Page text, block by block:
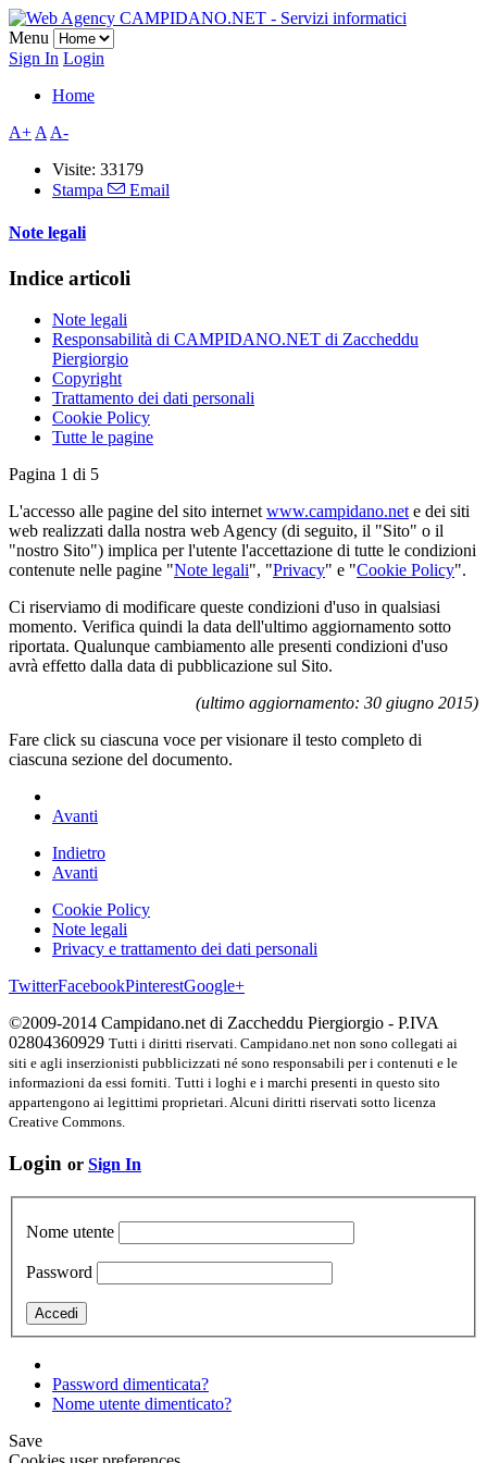
Menu
Sign In Login
Home
A+ A A-
Visite: 33179
Stampa
Email
Note legali
Indice articoli
Note legali
Responsabilità di CAMPIDANO.NET di Zaccheddu
Piergiorgio
Copyright
Trattamento dei dati personali
Cookie Policy
Tutte le pagine
Pagina 1 di 5
L'accesso alle pagine del sito internet www.campidano.net e dei siti
web realizzati dalla nostra web Agency (di seguito, il "Sito" o il
"nostro Sito") implica per l'utente l'accettazione di tutte le condizioni
contenute nelle pagine "Note legali", "Privacy" e "Cookie Policy".
Ci riserviamo di modificare queste condizioni d'uso in qualsiasi
momento. Verifica quindi la data dell'ultimo aggiornamento sotto
riportata. Qualunque cambiamento alle presenti condizioni d'uso
avrà effetto dalla data di pubblicazione sul Sito.
(ultimo aggiornamento: 30 giugno 2015)
Fare click su ciascuna voce per visionare il testo completo di
ciascuna sezione del documento.
Avanti
Indietro
Avanti
Cookie Policy
Note legali
Privacy e trattamento dei dati personali
TwitterFacebookPinterestGoogle+
©2009-2014 Campidano.net di Zaccheddu Piergiorgio - P.IVA
02804360929 Tutti i diritti riservati. Campidano.net non sono collegati ai
siti e agli inserzionisti pubblicizzati né sono responsabili per i contenuti e le
informazioni da essi forniti. Tutti i loghi e i marchi presenti in questo sito
appartengono ai legittimi proprietari. Alcuni diritti riservati sotto licenza
Creative Commons.
Login or Sign In
Nome utente
Password
Password dimenticata?
Nome utente dimenticato?
Save